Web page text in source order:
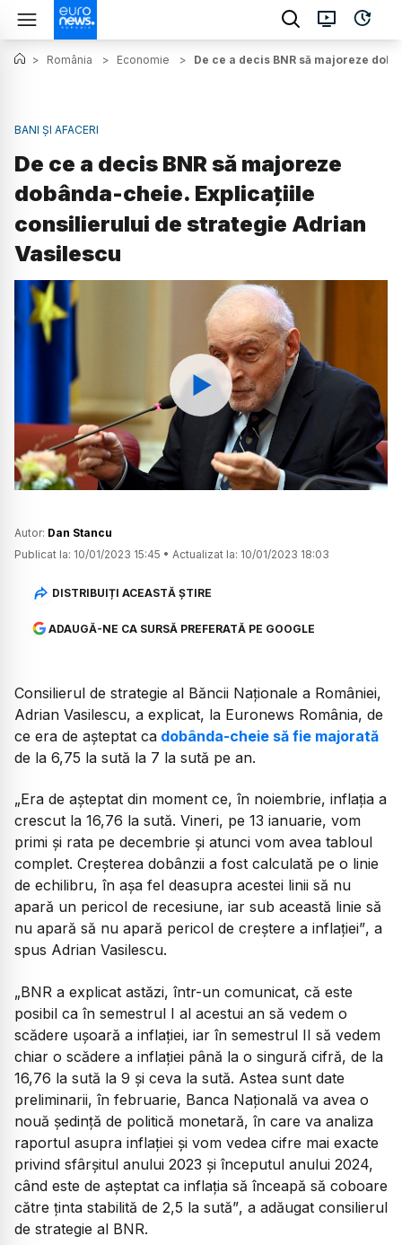
> România > Economie > De ce a decis BNR să majoreze
BANI ȘI AFACERI
De ce a decis BNR să majoreze
dobânda-cheie. Explicațiile
consilierului de strategie Adrian
Vasilescu
Watch
Autor: Dan Stancu
Publicat la: 10/01/2023 15:45 • Actualizat la: 10/01/2023 18:03
DISTRIBUIȚI ACEASTĂ ȘTIRE
ADAUGĂ-NE CA SURSĂ PREFERATĂ PE GOOGLE
Consilierul de strategie al Băncii Naționale a României,
Adrian Vasilescu, a explicat, la Euronews România, de
ce era de așteptat ca dobânda-cheie să fie majorată
de la 6,75 la sută la 7 la sută pe an.
„Era de așteptat din moment ce, în noiembrie, inflația a
crescut la 16,76 la sută. Vineri, pe 13 ianuarie, vom
primi și rata pe decembrie și atunci vom avea tabloul
complet. Creșterea dobânzii a fost calculată pe o linie
de echilibru, în așa fel deasupra acestei linii să nu
apară un pericol de recesiune, iar sub această linie să
nu apară să nu apară pericol de creștere a inflației”, a
spus Adrian Vasilescu.
„BNR a explicat astăzi, într-un comunicat, că este
posibil ca în semestrul I al acestui an să vedem o
scădere ușoară a inflației, iar în semestrul II să vedem
chiar o scădere a inflației până la o singură cifră, de la
16,76 la sută la 9 și ceva la sută. Astea sunt date
preliminarii, în februarie, Banca Națională va avea o
nouă ședință de politică monetară, în care va analiza
raportul asupra inflației și vom vedea cifre mai exacte
privind sfârșitul anului 2023 și începutul anului 2024,
când este de așteptat ca inflația să înceapă să coboare
către ținta stabilită de 2,5 la sută”, a adăugat consilierul
de strategie al BNR.